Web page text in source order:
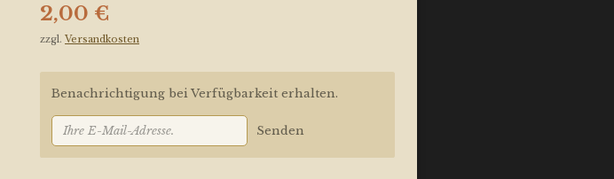
2,00 €
zzgl. Versandkosten
Benachrichtigung bei Verfügbarkeit erhalten.
Senden